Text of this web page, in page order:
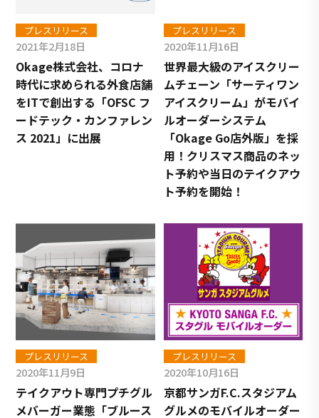
プレスリリース
2021年2月18日
Okage株式会社、コロナ
時代に求められる外食店舗
をITで創出する「OFSC フ
ードテック・カンファレン
ス 2021」に出展
プレスリリース
2020年11月16日
世界最大級のアイスクリー
ムチェーン「サーティワン
アイスクリーム」がモバイ
ルオーダーシステム
「Okage Go店外版」を採
用！クリスマス商品のネッ
ト予約や当日のテイクアウ
ト予約を開始！
プレスリリース
2020年11月9日
テイクアウト専門プチグル
メバーガー業態「ブルース
プレスリリース
2020年10月16日
京都サンガF.C.スタジアム
グルメのモバイルオーダー